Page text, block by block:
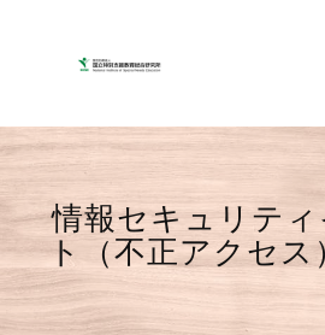
シ
ジ
ャ
ン
へ
ジ
へ
プ
情報セキュリテ
ト（不正アクセ